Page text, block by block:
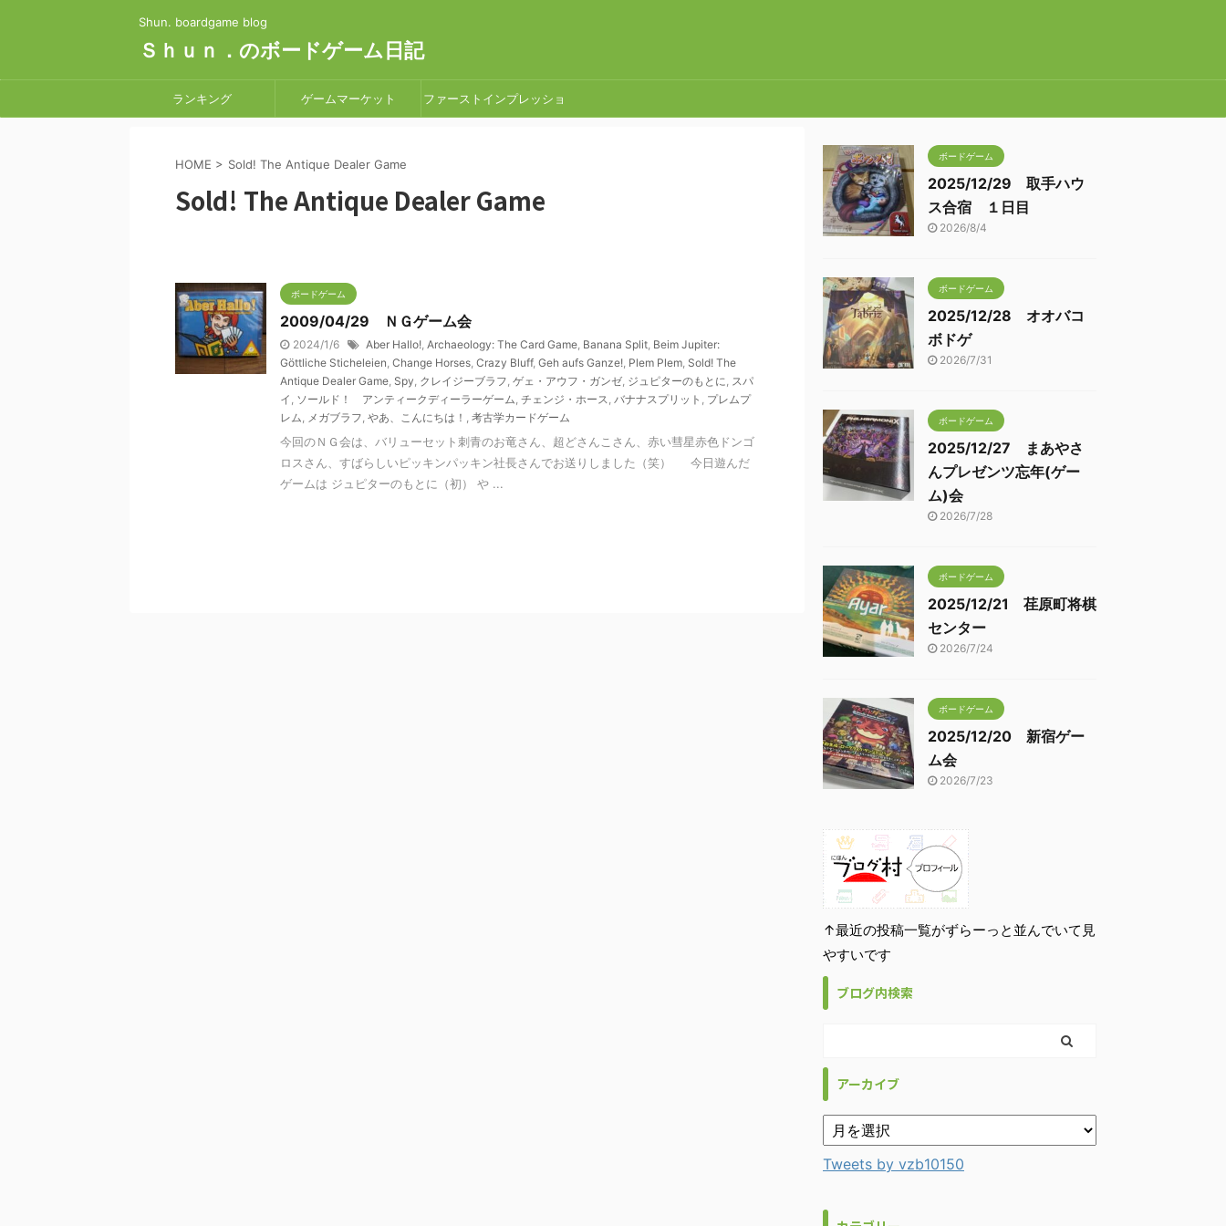
Shun. boardgame blog
Ｓｈｕｎ．のボードゲーム日記
ランキング ゲームマーケット ファーストインプレッショ
HOME > Sold! The Antique Dealer Game
Sold! The Antique Dealer Game
ボードゲーム
2009/04/29 ＮＧゲーム会
2024/1/6 Aber Hallo!, Archaeology: The Card Game, Banana Split, Beim Jupiter:
Göttliche Sticheleien, Change Horses, Crazy Bluff, Geh aufs Ganze!, Plem Plem, Sold! The
Antique Dealer Game, Spy, クレイジーブラフ, ゲェ・アウフ・ガンゼ, ジュピターのもとに, スパ
イ , ソールド！ アンティークディーラーゲーム, チェンジ・ホース, バナナスプリット , プレムプ
レム, メガブラフ, やあ、こんにちは！ , 考古学カードゲーム
今回のＮＧ会は、バリューセット刺青のお竜さん、超どさんこさん、赤い彗星赤色ドンゴ
ロスさん、すばらしいピッキンパッキン社長さんでお送りしました（笑） 今日遊んだ
ゲームは ジュピターのもとに（初） や ...
ボードゲーム
2025/12/29 取手ハウ
ス合宿 １日目
2026/8/4
ボードゲーム
2025/12/28 オオバコ
ボドゲ
2026/7/31
ボードゲーム
2025/12/27 まあやさ
んプレゼンツ忘年(ゲー
ム)会
2026/7/28
ボードゲーム
2025/12/21 荏原町将棋
センター
2026/7/24
ボードゲーム
2025/12/20 新宿ゲー
ム会
2026/7/23
↑最近の投稿一覧がずらーっと並んでいて見
やすいです
ブログ内検索
アーカイブ
Tweets by vzb10150